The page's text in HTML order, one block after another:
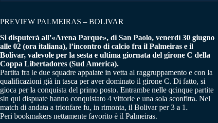
PREVIEW PALMEIRAS – BOLIVAR
Si disputerà all’«Arena Parque», di San Paolo, venerdì 30 giugno
alle 02 (ora italiana), l’incontro di calcio fra il Palmeiras e il
Bolivar, valevole per la sesta e ultima giornata del girone C della
Coppa Libertadores (Sud America).
Partita fra le due squadre appaiate in vetta al raggruppamento e con la
qualificazioni già in tasca per aver dominato il girone C. Di fatto, si
gioca per la conquista del primo posto. Entrambe nelle qcinque partite
sin qui dispuate hanno conquistato 4 vittorie e una sola sconfitta. Nel
match di andata a trionfare fu, in rimonta, il Bolivar per 3 a 1.
Peri bookmakers nettamente favorito è il Palmeiras.